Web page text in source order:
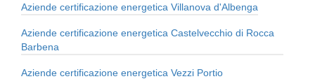
Aziende certificazione energetica Villanova d'Albenga
Aziende certificazione energetica Castelvecchio di Rocca
Barbena
Aziende certificazione energetica Vezzi Portio